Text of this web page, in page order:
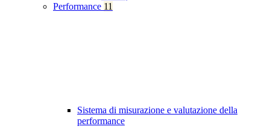
Performance 11
Sistema di misurazione e valutazione della
performance